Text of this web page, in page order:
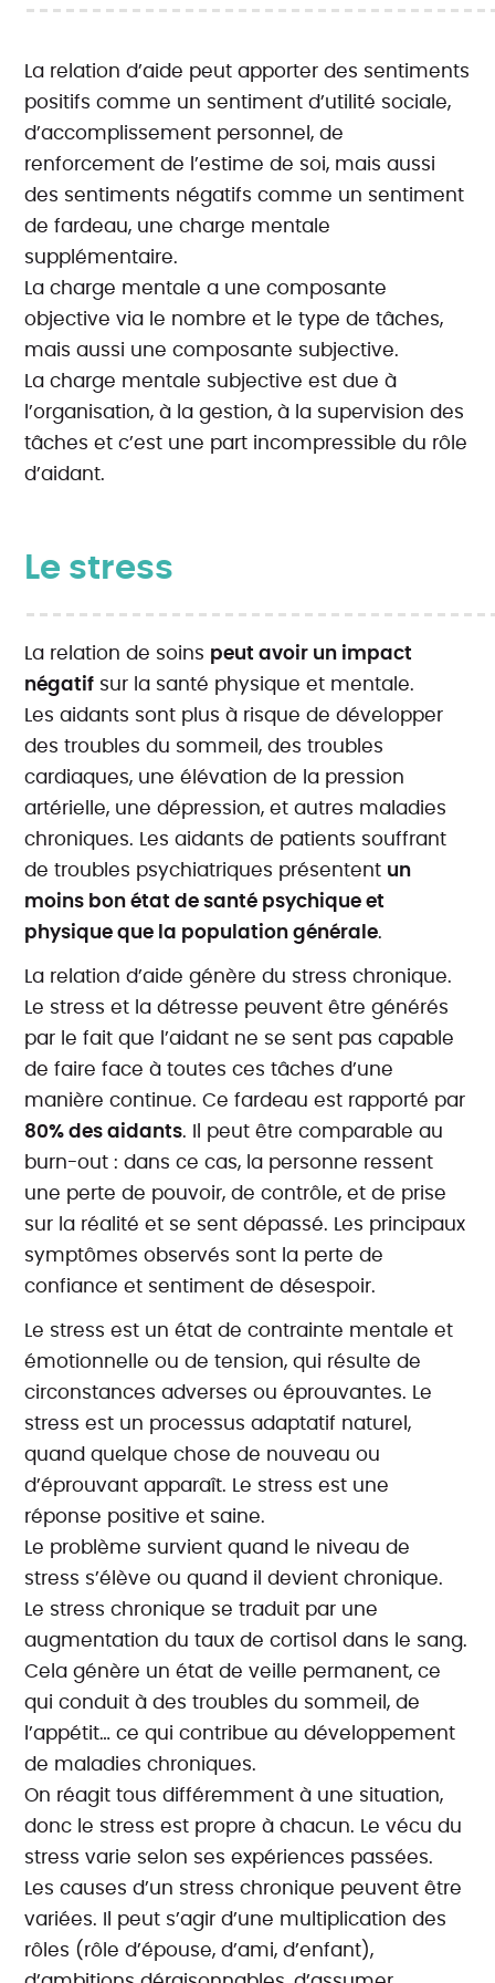
La relation d’aide peut apporter des sentiments
positifs comme un sentiment d’utilité sociale,
d’accomplissement personnel, de
renforcement de l’estime de soi, mais aussi
des sentiments négatifs comme un sentiment
de fardeau, une charge mentale
supplémentaire.
La charge mentale a une composante
objective via le nombre et le type de tâches,
mais aussi une composante subjective.
La charge mentale subjective est due à
l’organisation, à la gestion, à la supervision des
tâches et c’est une part incompressible du rôle
d’aidant.
Le stress
La relation de soins peut avoir un impact
négatif sur la santé physique et mentale.
Les aidants sont plus à risque de développer
des troubles du sommeil, des troubles
cardiaques, une élévation de la pression
artérielle, une dépression, et autres maladies
chroniques. Les aidants de patients souffrant
de troubles psychiatriques présentent un
moins bon état de santé psychique et
physique que la population générale.
La relation d’aide génère du stress chronique.
Le stress et la détresse peuvent être générés
par le fait que l’aidant ne se sent pas capable
de faire face à toutes ces tâches d’une
manière continue. Ce fardeau est rapporté par
80% des aidants. Il peut être comparable au
burn-out : dans ce cas, la personne ressent
une perte de pouvoir, de contrôle, et de prise
sur la réalité et se sent dépassé. Les principaux
symptômes observés sont la perte de
confiance et sentiment de désespoir.
Le stress est un état de contrainte mentale et
émotionnelle ou de tension, qui résulte de
circonstances adverses ou éprouvantes. Le
stress est un processus adaptatif naturel,
quand quelque chose de nouveau ou
d’éprouvant apparaît. Le stress est une
réponse positive et saine.
Le problème survient quand le niveau de
stress s’élève ou quand il devient chronique.
Le stress chronique se traduit par une
augmentation du taux de cortisol dans le sang.
Cela génère un état de veille permanent, ce
qui conduit à des troubles du sommeil, de
l’appétit… ce qui contribue au développement
de maladies chroniques.
On réagit tous différemment à une situation,
donc le stress est propre à chacun. Le vécu du
stress varie selon ses expériences passées.
Les causes d’un stress chronique peuvent être
variées. Il peut s’agir d’une multiplication des
rôles (rôle d’épouse, d’ami, d’enfant),